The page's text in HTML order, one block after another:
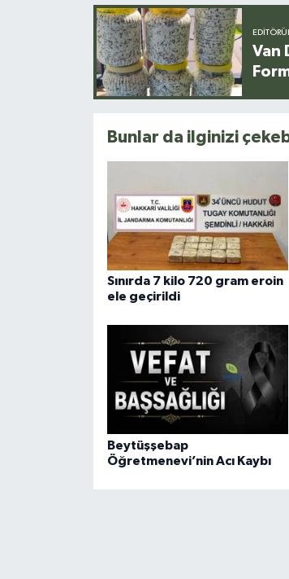
Van
Bunlar da ilginizi
Sınırda 7 kilo 720 gram eroin
ele geçirildi
Beytüşşebap
Öğretmenevi’nin Acı Kaybı